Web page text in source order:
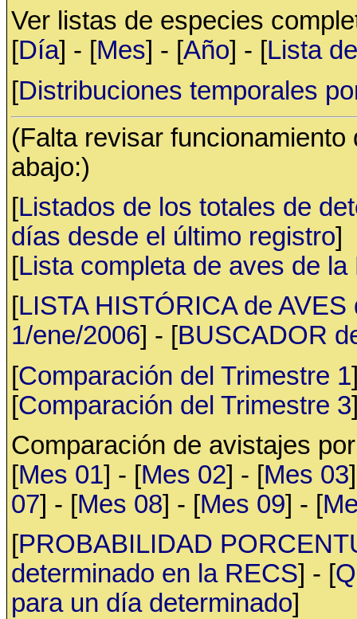
Ver listas de especies
[Día] - [Mes] - [Año] - [Lista
[Distribuciones temporales
(Falta revisar
abajo:)
[Listados de los totales de
días desde el último registro]
[Lista completa de aves de
[LISTA HISTÓRICA de
1/ene/2006] - [BUSCADOR
[Comparación del Trimestre 1
[Comparación del Trimestre 3
Comparación de avistajes
[Mes 01] - [Mes 02] - [Mes 03
07] - [Mes 08] - [Mes 09] - [
[PROBABILIDAD
determinado en la RECS] - [
para un día determinado]